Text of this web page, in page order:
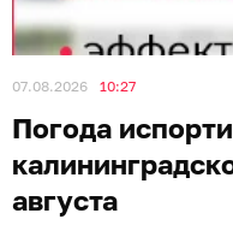
07.08.2026 10:27
Погода
августа